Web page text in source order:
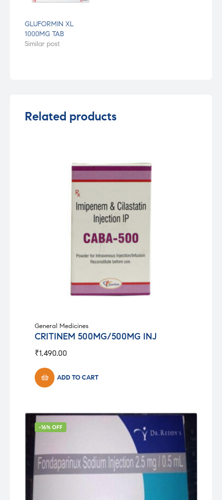
GLUFORMIN XL
1000MG TAB
Similar post
Related products
General Medicines
CRITINEM 500MG/500MG INJ
₹1,490.00
ADD TO CART
-16% OFF